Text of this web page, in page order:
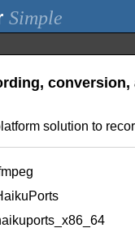
Simple
solution to